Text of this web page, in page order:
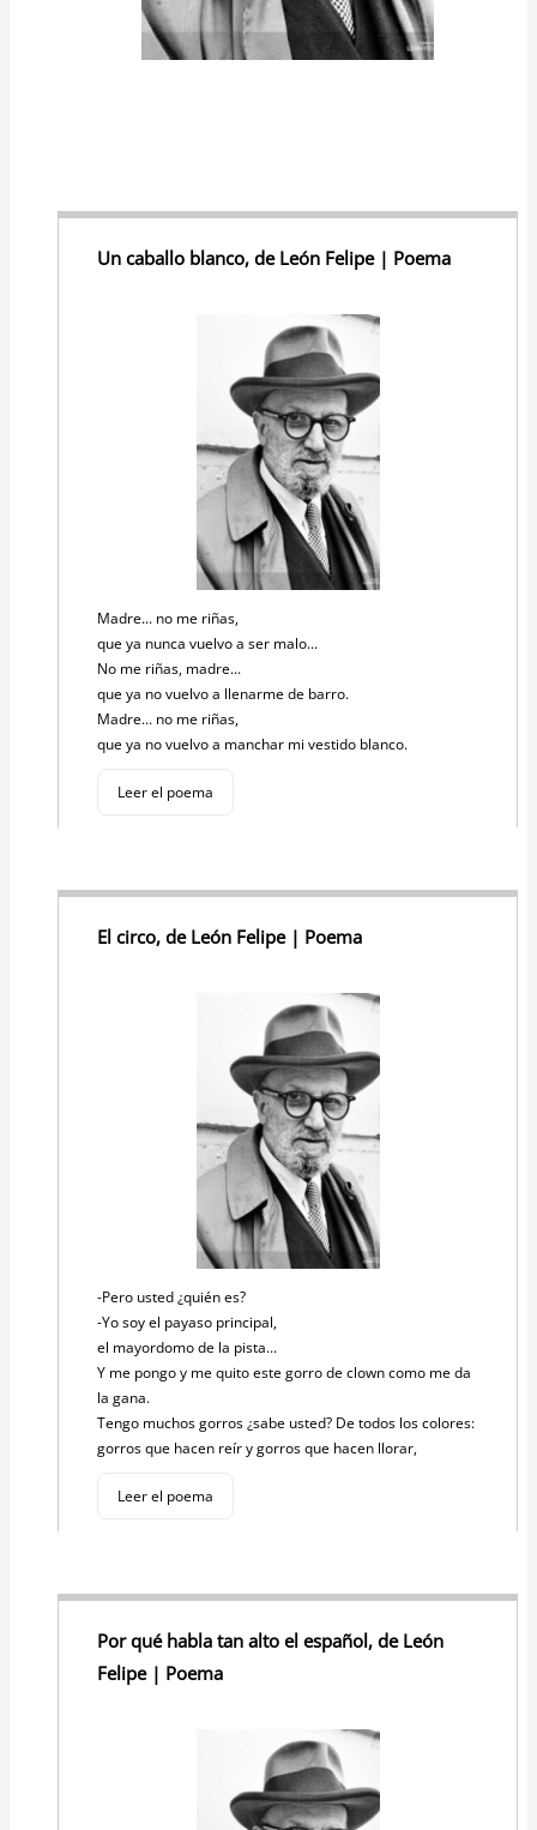
Un caballo blanco, de León Felipe | Poema
Madre... no me riñas,
que ya nunca vuelvo a ser malo...
No me riñas, madre...
que ya no vuelvo a llenarme de barro.
Madre... no me riñas,
que ya no vuelvo a manchar mi vestido blanco.
Leer el poema
El circo, de León Felipe | Poema
-Pero usted ¿quién es?
-Yo soy el payaso principal,
el mayordomo de la pista...
Y me pongo y me quito este gorro de clown como me da
la gana.
Tengo muchos gorros ¿sabe usted? De todos los colores:
gorros que hacen reír y gorros que hacen llorar,
Leer el poema
Por qué habla tan alto el español, de León
Felipe | Poema